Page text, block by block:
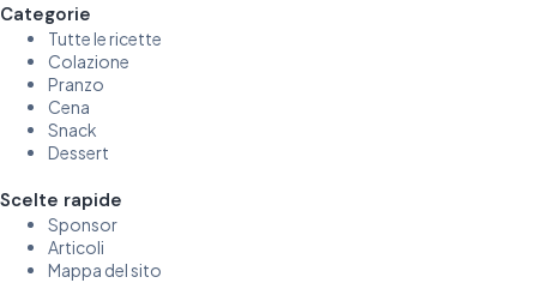
Categorie
Tutte le ricette
Colazione
Pranzo
Cena
Snack
Dessert
Scelte rapide
Sponsor
Articoli
Mappa del sito